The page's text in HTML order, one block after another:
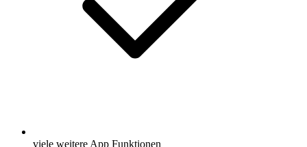
viele weitere App Funktionen